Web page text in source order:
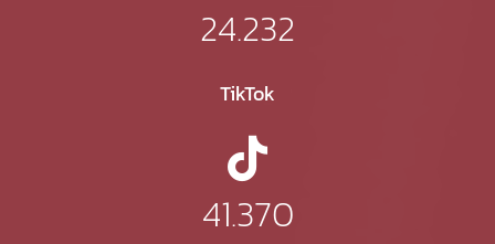
24.232
TikTok
41.370